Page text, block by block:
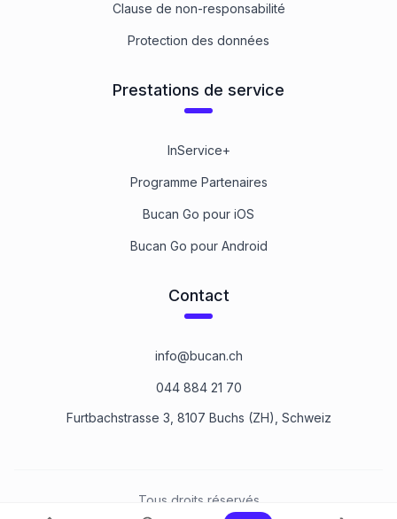
Clause de non-responsabilité
Protection des données
Prestations de service
InService+
Programme Partenaires
Bucan Go pour iOS
Bucan Go pour Android
Contact
info@bucan.ch
044 884 21 70
Furtbachstrasse 3, 8107 Buchs (ZH), Schweiz
Tous droits réservés